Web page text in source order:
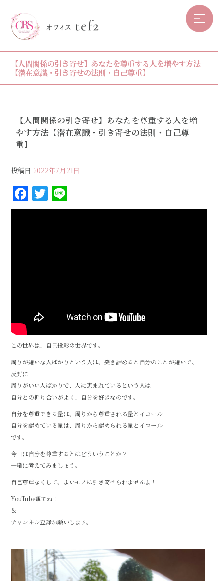
【人間関係の引き寄せ】あなたを尊重する人を増やす方法
【潜在意識・引き寄せの法則・自己尊重】
【人間関係の引き寄せ】あなたを尊重する人を増
やす方法【潜在意識・引き寄せの法則・自己尊
重】
投稿日 2022年7月21日
F
a
T
w n
この世界は、自己投影の世界です。
周りが嫌いな人ばかりという人は、突き詰めると自分のことが嫌いで、
反対に
周りがいい人ばかりで、人に恵まれているという人は
自分との折り合いがよく、自分を好きなのです。
自分を尊重できる量は、周りから尊重される量とイコール
自分を認めている量は、周りから認められる量とイコール
です。
今日は自分を尊重するとはどういうことか？
一緒に考えてみましょう。
自己尊重なくして、よいモノは引き寄せられませんよ！
YouTube観てね！
＆
チャンネル登録お願いします。